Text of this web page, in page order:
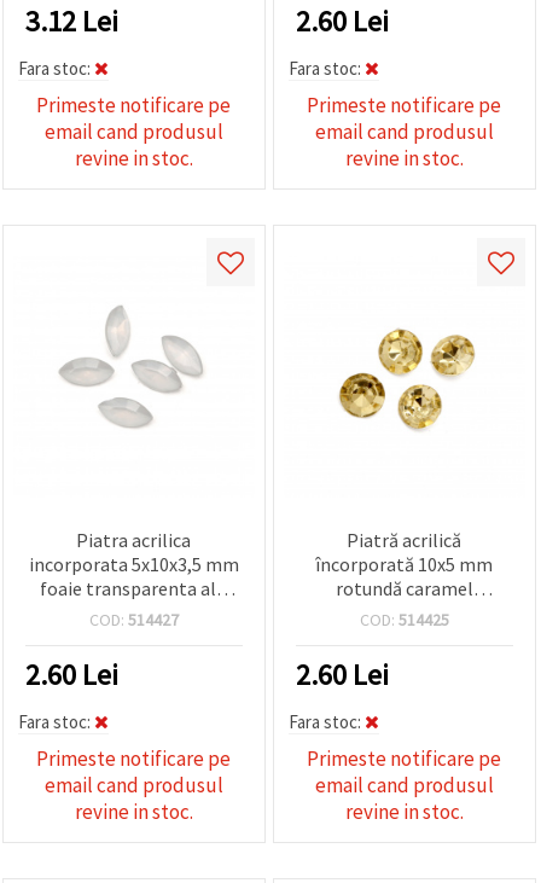
3.12 Lei
Fara stoc:
Primeste notificare pe
email cand produsul
revine in stoc.
2.60 Lei
Fara stoc:
Primeste notificare pe
email cand produsul
revine in stoc.
Piatra acrilica
incorporata 5x10x3,5 mm
foaie transparenta alb
lăptos fațetat -50 bucăți
COD: 514427
2.60 Lei
Fara stoc:
Primeste notificare pe
email cand produsul
revine in stoc.
Piatră acrilică
încorporată 10x5 mm
rotundă caramel
transparent fațetat -20
COD: 514425
2.60 Lei
Fara stoc:
Primeste notificare pe
email cand produsul
revine in stoc.